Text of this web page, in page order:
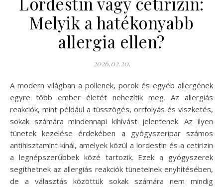
Melyik a hatékonyabb
allergia ellen?
2026.02.20.
A modern világban a pollenek, porok és egyéb allergének
egyre több ember életét nehezítik meg. Az allergiás
reakciók, mint például a tüsszögés, orrfolyás és viszketés,
sokak számára mindennapi kihívást jelentenek. Az ilyen
tünetek kezelése érdekében a gyógyszeripar számos
antihisztamint kínál, amelyek közül a lordestin és a cetirizin
a legnépszerűbbek közé tartozik. Ezek a gyógyszerek
segíthetnek az allergiás reakciók tüneteinek enyhítésében,
de a választás közöttük sokak számára nem mindig